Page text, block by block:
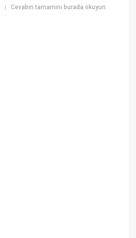
|Cevabın tamamını burada okuyun: